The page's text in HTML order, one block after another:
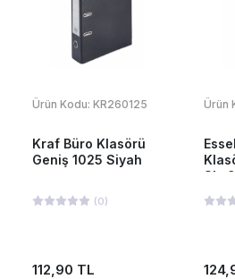
Ürün Kodu: KR260125
Kraf Büro Klasörü
Geniş 1025 Siyah
(0)
112,90 TL
Ürün
Slt-